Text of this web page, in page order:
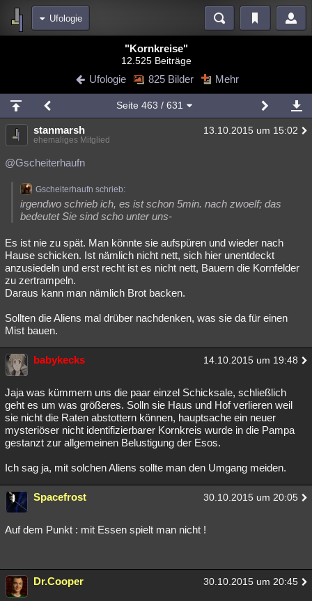
Ufologie
Blogs Videos
Chat Wiki Neuigkeiten
meine Rubriken
Menschen Wissenschaft Mystery Kriminalfälle
Spiritualität Verschwörungen
Natur Umfragen Unterhaltung
weitere Rubriken
Astronomie Helpdesk Gruppen Gaming Filme
Musik Clash
Besucht
Lesenswert
"Kornkreise"
12.525 Beiträge
Ufologie 825 Bilder Mehr
Seite 463 / 631
stanmarsh 13.10.2015 um 15:02
ehemaliges Mitglied
@Gscheiterhaufn
Gscheiterhaufn schrieb:
irgendwo schrieb ich, es ist schon 5min. nach zwoelf; das
bedeutet Sie sind scho unter uns-
Es ist nie zu spät. Man könnte sie aufspüren und wieder nach
Hause schicken. Ist nämlich nicht nett, sich hier unentdeckt
anzusiedeln und erst recht ist es nicht nett, Bauern die Kornfelder
zu zertrampeln.
Daraus kann man nämlich Brot backen.
Sollten die Aliens mal drüber nachdenken, was sie da für einen
Mist bauen.
babykecks 14.10.2015 um 19:48
Jaja was kümmern uns die paar einzel Schicksale, schließlich
geht es um was größeres. Solln sie Haus und Hof verlieren weil
sie nicht die Raten abstottern können, hauptsache ein neuer
mysteriöser nicht identifizierbarer Kornkreis wurde in die Pampa
gestanzt zur allgemeinen Belustigung der Esos.
Ich sag ja, mit solchen Aliens sollte man den Umgang meiden.
Spacefrost 30.10.2015 um 20:05
Auf dem Punkt : mit Essen spielt man nicht !
Dr.Cooper 30.10.2015 um 20:45